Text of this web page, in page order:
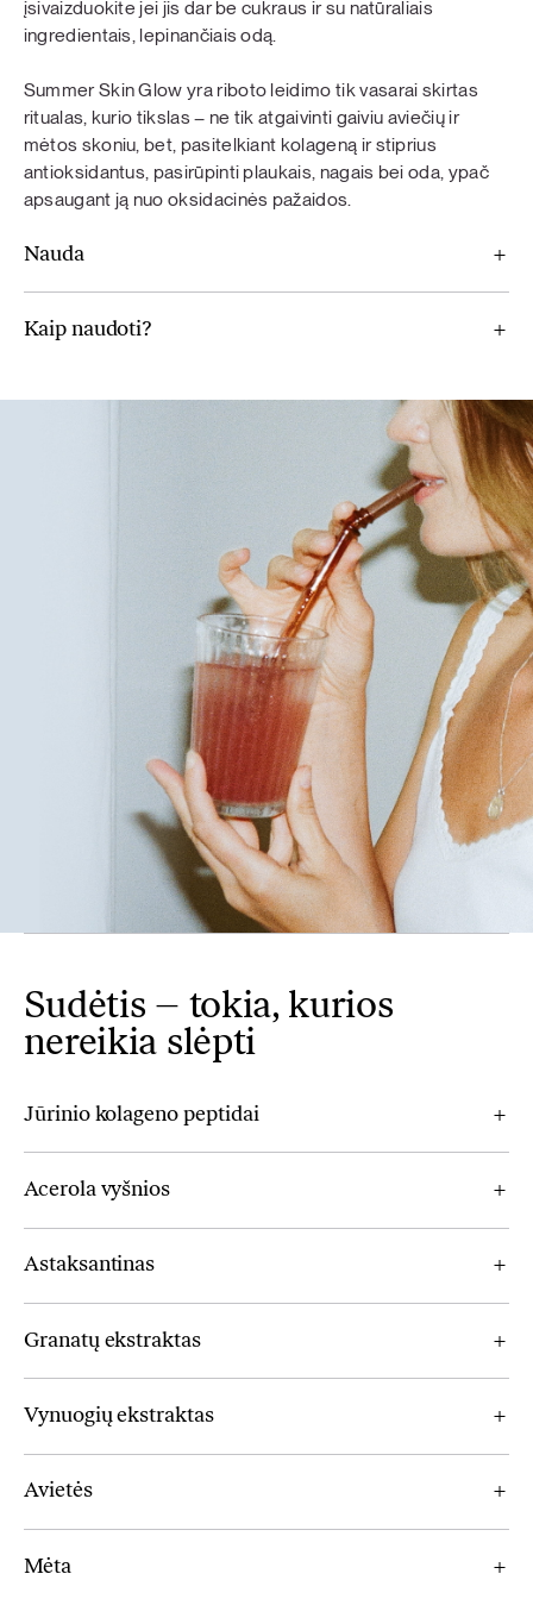
oksidacinės pažaidos. Be to, tam į pagalbą įtraukėme ir
granatų ekstraktą bei astaksantiną iš gėlavandenių
Uogų gretas papildo vynuogių sėklų ekstraktas, skirtas
padėti palaikyti normalią ląstelių veiklą.
kitą lygį pakelia avietės, kurios suteikia ryškią spalvą ir
Vitaminas C padeda palaikyti normalų kolageno, kuris
reikalingas normaliai odos funkcijai, susidarymą.
Vitaminas C padeda apsaugoti ląsteles nuo oksidacinės
Tikrojo vynmedžio vynuogių sėklų ekstraktas, padeda
apsaugoti ląsteles nuo oksidacinės pažaidos.
Europos Maisto Saugos Tarnybos (EFSA) patvirtinti
sveikatingumo teiginiai.
Svarbi įvairi ir subalansuota mityba bei sveikas gyvenimo
Grynasis kiekis: 2 x 150 g
Maistingumo lentelė
įsivaizduokite jei jis dar be cukraus ir su natūraliais
ingredientais, lepinančiais odą.
Summer Skin Glow yra riboto leidimo tik vasarai skirtas
ritualas, kurio tikslas – ne tik atgaivinti gaiviu aviečių ir
mėtos skoniu, bet, pasitelkiant kolageną ir stiprius
antioksidantus, pasirūpinti plaukais, nagais bei oda, ypač
apsaugant ją nuo oksidacinės pažaidos.
Nauda
Kaip naudoti?
Sudėtis – tokia, kurios
nereikia slėpti
Jūrinio kolageno peptidai
Acerola vyšnios
Astaksantinas
Granatų ekstraktas
Vynuogių ekstraktas
Avietės
Mėta